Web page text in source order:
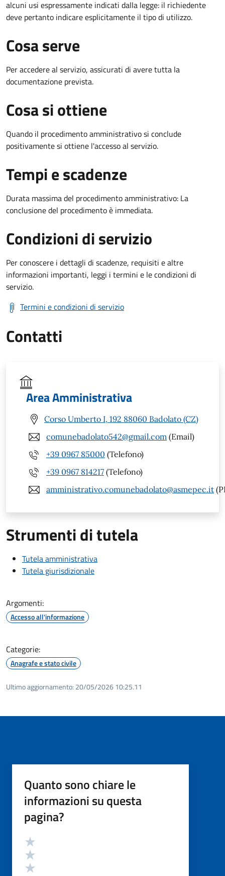
alcuni usi espressamente indicati dalla legge: il richiedente
deve pertanto indicare esplicitamente il tipo di utilizzo.
Cosa serve
Per accedere al servizio, assicurati di avere tutta la
documentazione prevista.
Cosa si ottiene
Quando il procedimento amministrativo si conclude
positivamente si ottiene l'accesso al servizio.
Tempi e scadenze
Durata massima del procedimento amministrativo: La
conclusione del procedimento è immediata.
Condizioni di servizio
Per conoscere i dettagli di scadenze, requisiti e altre
informazioni importanti, leggi i termini e le condizioni di
servizio.
Termini e condizioni di servizio
Contatti
Area Amministrativa
Corso Umberto I, 192 88060 Badolato (CZ)
comunebadolato542@gmail.com (Email)
+39 0967 85000 (Telefono)
+39 0967 814217 (Telefono)
amministrativo.comunebadolato@asmepec.it
Strumenti di tutela
Tutela amministrativa
Tutela giurisdizionale
Argomenti:
Accesso all'informazione
Categorie:
Anagrafe e stato civile
Ultimo aggiornamento: 20/05/2026 10:25.11
Quanto sono chiare le
informazioni su questa
pagina?
Valutazione